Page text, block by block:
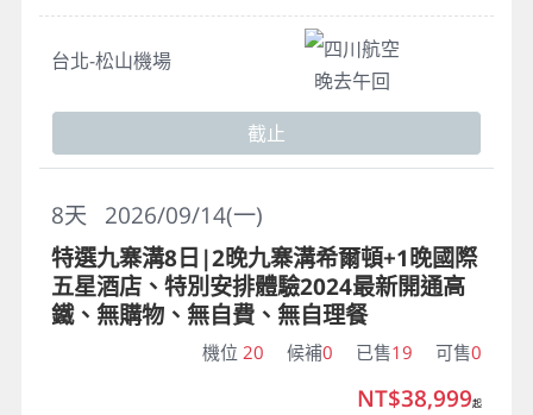
台北-松山機場
四川航空
晚去午回
截止
2026/09/14(一)
8天
特選九寨溝8日|2晚九寨溝希爾頓+1晚國際
五星酒店、特別安排體驗2024最新開通高
鐵、無購物、無自費、無自理餐
機位 20 候補0 已售19 可售0
NT$38,999起